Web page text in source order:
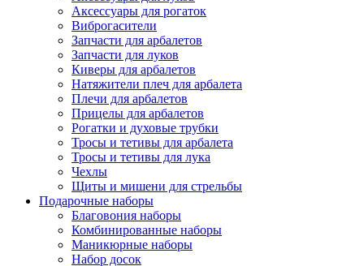
Аксессуары для рогаток
Виброгасители
Запчасти для арбалетов
Запчасти для луков
Киверы для арбалетов
Натяжители плеч для арбалета
Плечи для арбалетов
Прицелы для арбалетов
Рогатки и духовые трубки
Тросы и тетивы для арбалета
Тросы и тетивы для лука
Чехлы
Щиты и мишени для стрельбы
Подарочные наборы
Благовония наборы
Комбинированные наборы
Маникюрные наборы
Набор досок